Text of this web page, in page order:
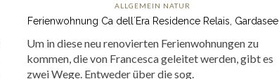
ALLGEMEIN NATUR
Ferienwohnung Ca dell´Era Residence Relais, Gardasee
Um in diese neu renovierten Ferienwohnungen zu
kommen, die von Francesca geleitet werden, gibt es
zwei Wege. Entweder über die sog.